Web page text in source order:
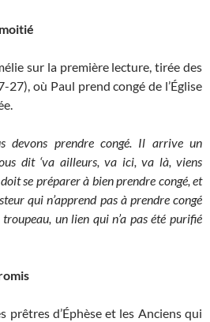
sur la première lecture, tirée des
27), où Paul prend congé de l’Église
devons prendre congé. Il arrive un
dit ‘va ailleurs, va ici, va là, viens
se préparer à bien prendre congé, et
qui n’apprend pas à prendre congé
un lien qui n’a pas été purifié
prêtres d’Éphèse et les Anciens qui